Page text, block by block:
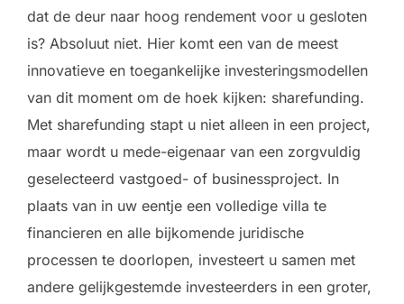
dat de deur naar hoog rendement voor u gesloten
is? Absoluut niet. Hier komt een van de meest
innovatieve en toegankelijke investeringsmodellen
van dit moment om de hoek kijken: sharefunding.
Met sharefunding stapt u niet alleen in een project,
maar wordt u mede-eigenaar van een zorgvuldig
geselecteerd vastgoed- of businessproject. In
plaats van in uw eentje een volledige villa te
financieren en alle bijkomende juridische
processen te doorlopen, investeert u samen met
andere gelijkgestemde investeerders in een groter,